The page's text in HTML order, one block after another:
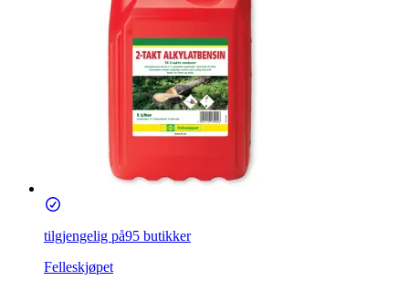
tilgjengelig på95 butikker
Felleskjøpet